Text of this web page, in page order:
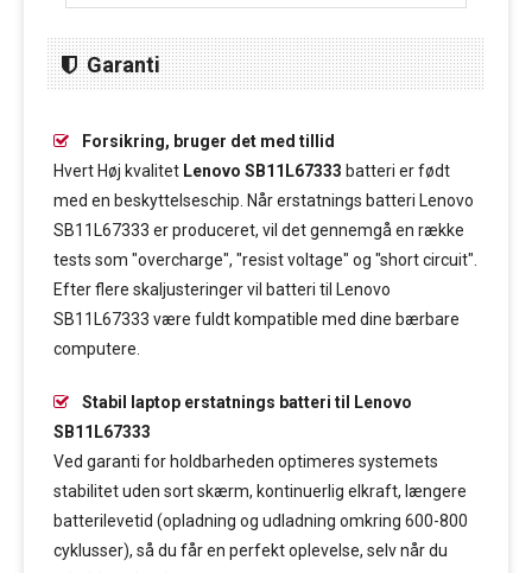
Garanti
Forsikring, bruger det med tillid
Hvert Høj kvalitet Lenovo SB11L67333 batteri er født
med en beskyttelseschip. Når erstatnings batteri Lenovo
SB11L67333 er produceret, vil det gennemgå en række
tests som "overcharge", "resist voltage" og "short circuit".
Efter flere skaljusteringer vil batteri til Lenovo
SB11L67333 være fuldt kompatible med dine bærbare
computere.
Stabil laptop erstatnings batteri til Lenovo
SB11L67333
Ved garanti for holdbarheden optimeres systemets
stabilitet uden sort skærm, kontinuerlig elkraft, længere
batterilevetid (opladning og udladning omkring 600-800
cyklusser), så du får en perfekt oplevelse, selv når du